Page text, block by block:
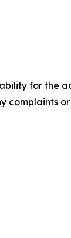
for the
complaints